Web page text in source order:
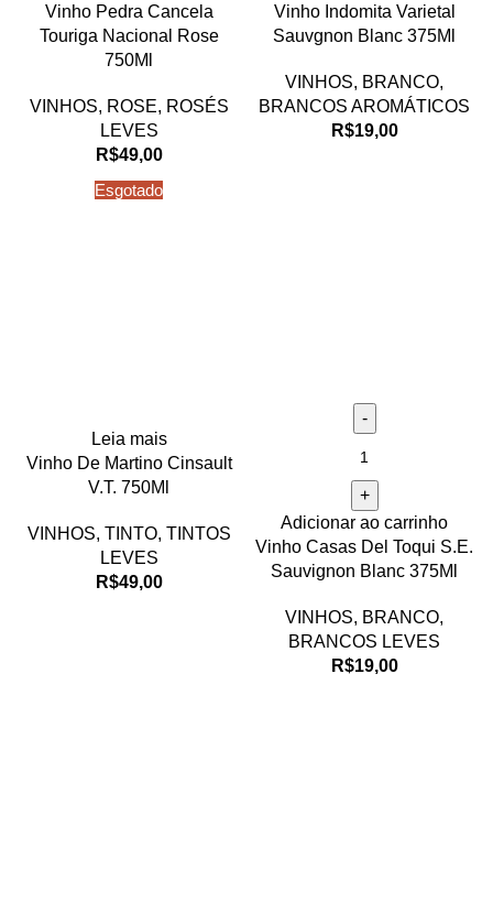
Vinho Pedra Cancela
Touriga Nacional Rose
750Ml
VINHOS, ROSE, ROSÉS
LEVES
R$49,00
Vinho Indomita Varietal
Sauvgnon Blanc 375Ml
VINHOS, BRANCO,
BRANCOS AROMÁTICOS
R$19,00
Esgotado
Leia mais
Vinho De Martino Cinsault
V.T. 750Ml
VINHOS, TINTO, TINTOS
LEVES
R$49,00
Adicionar ao carrinho
Vinho Casas Del Toqui S.E.
Sauvignon Blanc 375Ml
VINHOS, BRANCO,
BRANCOS LEVES
R$19,00